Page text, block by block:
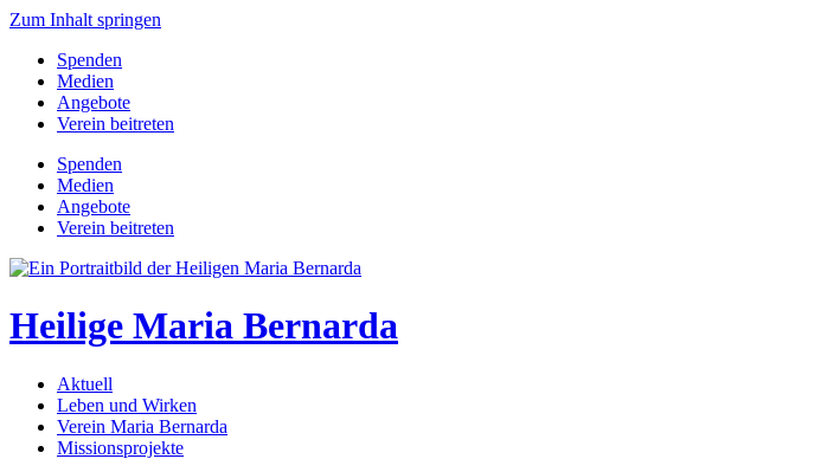
Zum Inhalt springen
Spenden
Medien
Angebote
Verein beitreten
Spenden
Medien
Angebote
Verein beitreten
Heilige Maria Bernarda
Aktuell
Leben und Wirken
Verein Maria Bernarda
Missionsprojekte